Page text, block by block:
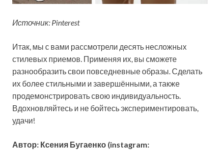
Источник: Pinterest
Итак, мы с вами рассмотрели десять несложных
стилевых приемов. Применяя их, вы сможете
разнообразить свои повседневные образы. Сделать
их более стильными и завершёнными, а также
продемонстрировать свою индивидуальность.
Вдохновляйтесь и не бойтесь экспериментировать,
удачи!
Автор: Ксения Бугаенко (instagram: